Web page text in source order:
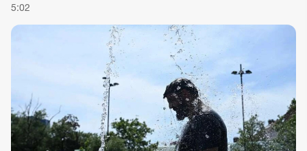
5:02